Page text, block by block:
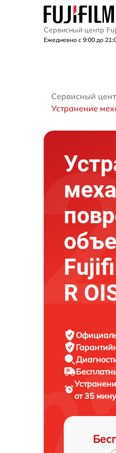
Сервисный центр
Ежедневно с 9:00 до
Сервисный
Устранение
R
от 35